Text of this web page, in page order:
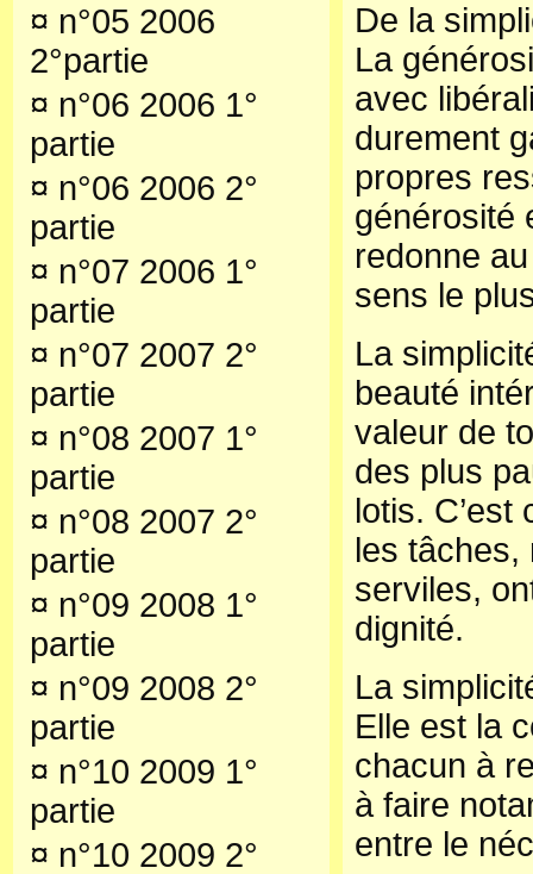
¤ n°05 2006
2°partie
¤ n°06 2006 1°
partie
¤ n°06 2006 2°
partie
¤ n°07 2006 1°
partie
¤ n°07 2007 2°
partie
¤ n°08 2007 1°
partie
¤ n°08 2007 2°
partie
¤ n°09 2008 1°
partie
¤ n°09 2008 2°
partie
¤ n°10 2009 1°
partie
¤ n°10 2009 2°
De la
La
avec
durement
propres
générosité
redonne
sens le
La
beauté
valeur de
des plus
lotis.
les tâches,
serviles,
dignité.
La
Elle est la
chacun à
à faire
entre le